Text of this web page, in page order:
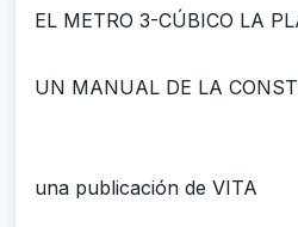
EL METRO 3-CÚBICO LA
UN MANUAL DE LA
una publicación de VITA